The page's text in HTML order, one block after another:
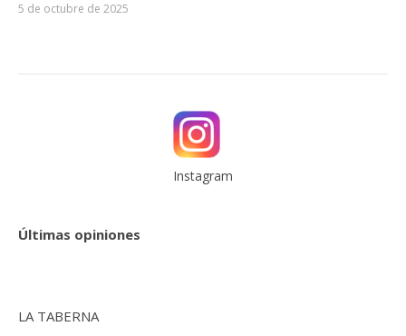
5 de octubre de 2025
Instagram
Últimas opiniones
LA TABERNA